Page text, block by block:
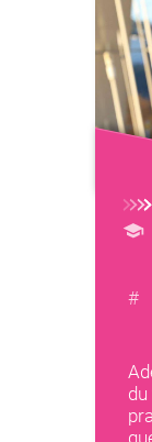
#